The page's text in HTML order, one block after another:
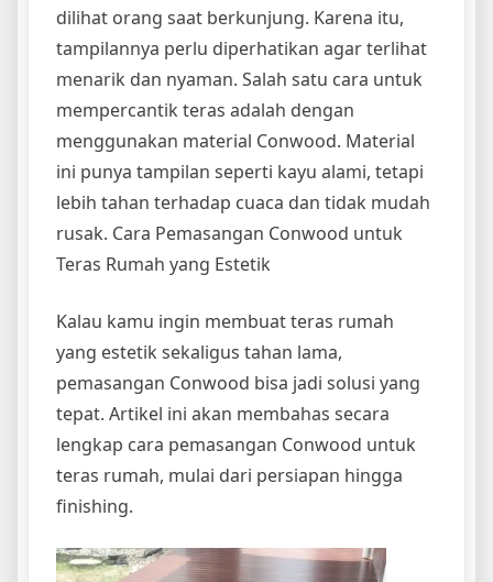
dilihat orang saat berkunjung. Karena itu,
tampilannya perlu diperhatikan agar terlihat
menarik dan nyaman. Salah satu cara untuk
mempercantik teras adalah dengan
menggunakan material Conwood. Material
ini punya tampilan seperti kayu alami, tetapi
lebih tahan terhadap cuaca dan tidak mudah
rusak. Cara Pemasangan Conwood untuk
Teras Rumah yang Estetik
Kalau kamu ingin membuat teras rumah
yang estetik sekaligus tahan lama,
pemasangan Conwood bisa jadi solusi yang
tepat. Artikel ini akan membahas secara
lengkap cara pemasangan Conwood untuk
teras rumah, mulai dari persiapan hingga
finishing.